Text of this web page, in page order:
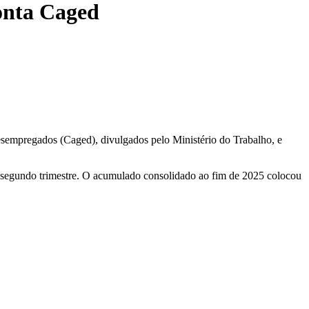
Caged
(Caged), divulgados pelo Ministério do Trabalho, e
trimestre. O acumulado consolidado ao fim de 2025 colocou